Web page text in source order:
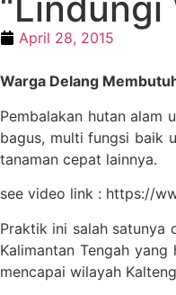
April 28, 2015
Warga Delang
Pembalakan hutan alam
bagus, multi fungsi baik
tanaman cepat lainnya.
see video link : https://
Praktik ini salah satunya
Kalimantan Tengah
mencapai wilayah